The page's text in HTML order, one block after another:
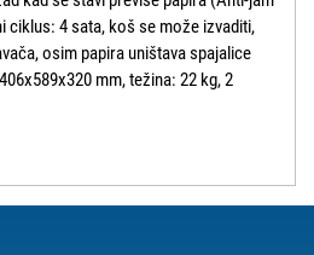
ciklus: 4 sata, koš se može izvaditi,
osim papira uništava spajalice
mm, težina: 22 kg, 2